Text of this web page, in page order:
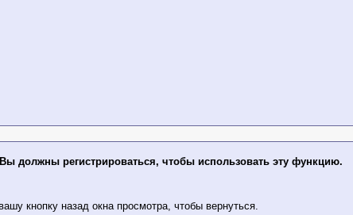
должны регистрироваться, чтобы использовать эту функцию.
кнопку назад окна просмотра, чтобы вернуться.